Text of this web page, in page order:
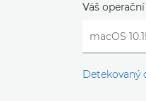
Váš
Detekovaný